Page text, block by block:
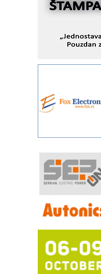
Alba d.o.o. –
IBeRTIM -
STAUFF –
povećavaju
YAMADA
pouzdanost u
Filtration
rešenja za
RILINEX
FANUC:
automatizaciju
Efikasno
Potpuna
sistema
Trajna